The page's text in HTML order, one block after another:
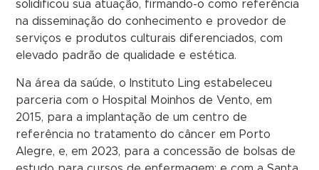
solidificou sua atuação, firmando-o como referência
na disseminação do conhecimento e provedor de
serviços e produtos culturais diferenciados, com
elevado padrão de qualidade e estética.
Na área da saúde, o Instituto Ling estabeleceu
parceria com o Hospital Moinhos de Vento, em
2015, para a implantação de um centro de
referência no tratamento do câncer em Porto
Alegre, e, em 2023, para a concessão de bolsas de